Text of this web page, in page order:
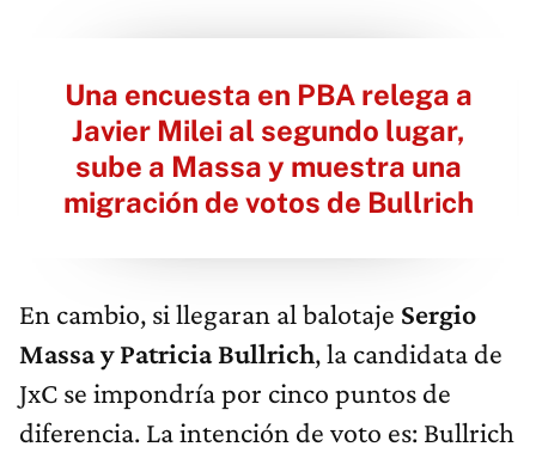
Una encuesta en PBA relega a
Javier Milei al segundo lugar,
sube a Massa y muestra una
migración de votos de Bullrich
En cambio, si llegaran al balotaje Sergio
Massa y Patricia Bullrich, la candidata de
JxC se impondría por cinco puntos de
diferencia. La intención de voto es: Bullrich